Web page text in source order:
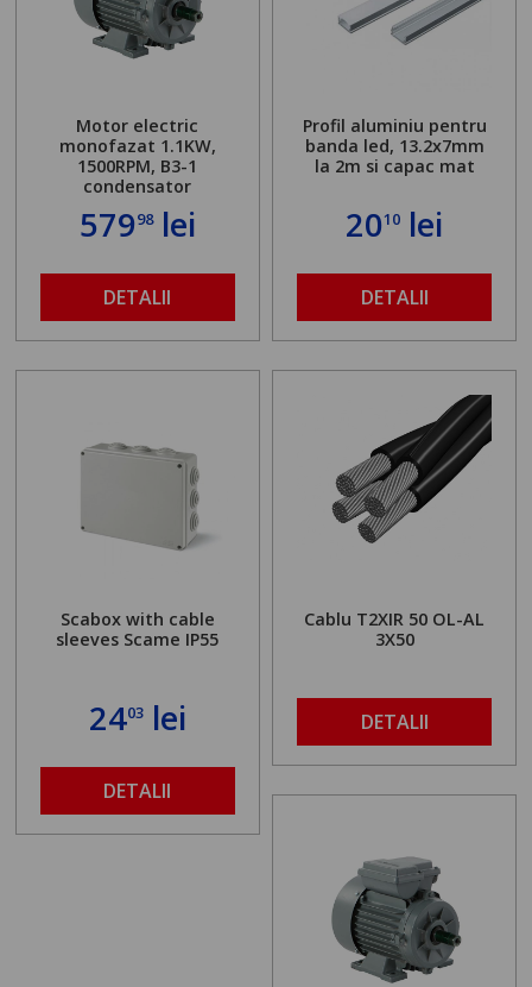
Motor electric
monofazat 1.1KW,
1500RPM, B3-1
condensator
57998lei
DETALII
Profil aluminiu pentru
banda led, 13.2x7mm
la 2m si capac mat
2010 lei
DETALII
Scabox with cable
sleeves Scame IP55
2403lei
DETALII
Cablu T2XIR 50 OL-AL
3X50
DETALII